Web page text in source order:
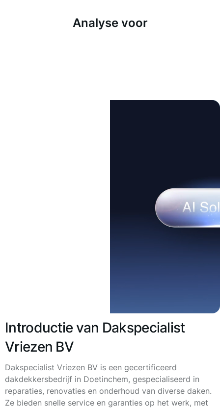
Analyse voor
Introductie van Dakspecialist
Vriezen BV
Dakspecialist Vriezen BV is een gecertificeerd
dakdekkersbedrijf in Doetinchem, gespecialiseerd in
reparaties, renovaties en onderhoud van diverse daken.
Ze bieden snelle service en garanties op het werk, met